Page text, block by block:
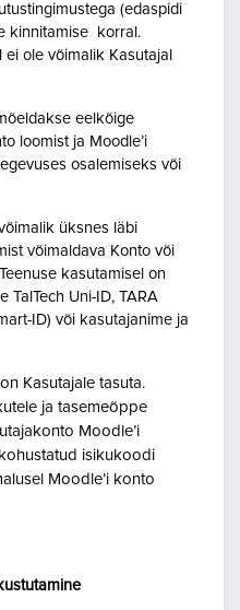
(edaspidi
kinnitamise korral.
ole võimalik Kasutajal
eelkõige
loomist ja Moodle’i
osalemiseks või
üksnes läbi
võimaldava Konto või
kasutamisel on
TalTech Uni-ID, TARA
ID) või kasutajanime ja
Kasutajale tasuta.
ja tasemeõppe
Moodle’i
isikukoodi
Moodle’i konto